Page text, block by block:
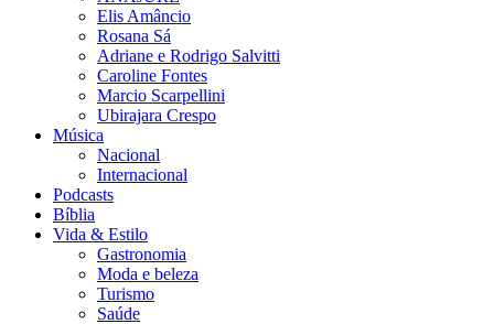
Elis Amâncio
Rosana Sá
Adriane e Rodrigo Salvitti
Caroline Fontes
Marcio Scarpellini
Ubirajara Crespo
Música
Nacional
Internacional
Podcasts
Bíblia
Vida & Estilo
Gastronomia
Moda e beleza
Turismo
Saúde